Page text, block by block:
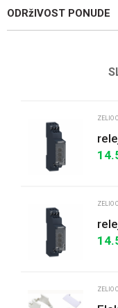
ODRžIVOST PONUDE
ZELIO
ZELIO
ZELIO